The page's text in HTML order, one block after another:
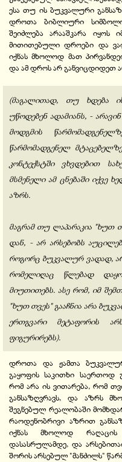
ესა თუ ის ბუკვალური
დროთა ბიბლიური
შეიძლება არააშკარა
მითითებული დროები და
იქნას მხოლოდ მათ
და ამ დროს არ განვიცდიდეთ
(მაგალითად, თუ ხდება
უწოდებენ ადამიანს, -
მოდგმის
წარმომადგენელ
კონტექსტში ვხვდებით
მსმენელი ამ ცნებაში იქვე
აზრს.
მაგრამ თუ ლაპარაკია "ხუთ
დან, - არ არსებობს
როგორც ბუკვალურ ვადად,
რომელიღაც წლებად
მიუთითებს. ასე რომ, იმ
"ხუთ თვეს" გააჩნია არა
ერთგვარი მეტაფორის
ფიგურირებს).
დროთა და ჟამთა
გაყოფის საკითხი საერთოდ
რომ არა ის ვითარება, რომ
განსაზღვრავს, და აზრს
შეგნებულ რეალობაში
რაოდენობრივი აზრით
იქნას მხოლოდ რაღაცის
დასასრულამდე, და
შორის არსებულ "მანძილს"